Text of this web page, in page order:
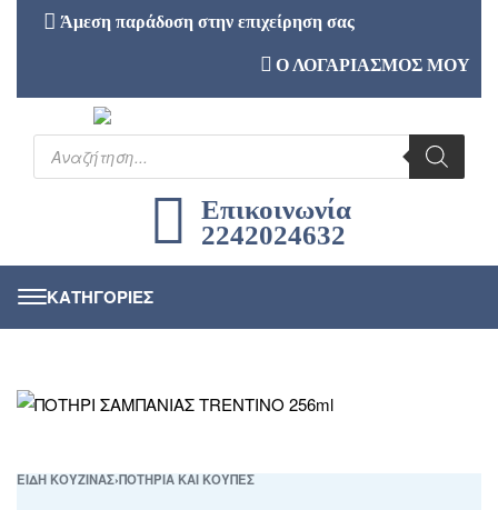
Άμεση παράδοση στην επιχείρηση σας
Ο ΛΟΓΑΡΙΑΣΜΟΣ ΜΟΥ
Επικοινωνία
2242024632
ΕΙΔΗ ΚΟΥΖΙΝΑΣ›ΠΟΤΗΡΙΑ ΚΑΙ ΚΟΥΠΕΣ